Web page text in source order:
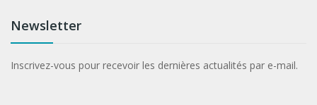
Newsletter
Inscrivez-vous pour recevoir les dernières actualités par e-mail.